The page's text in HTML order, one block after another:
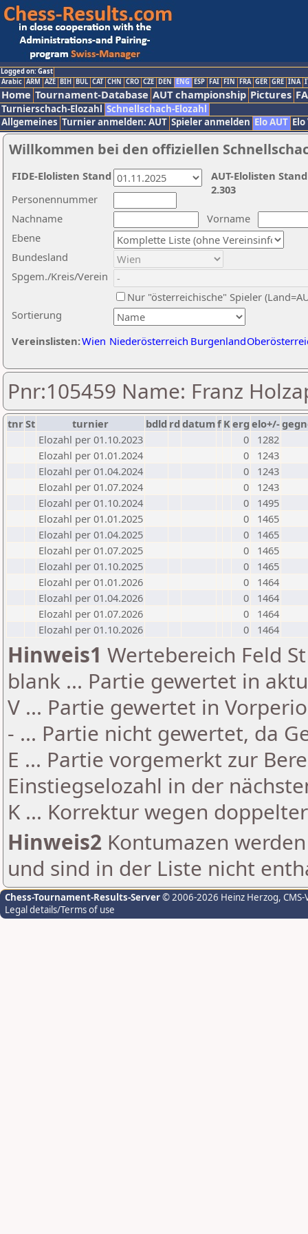
Logged on: Gast
Arabic ARM AZE BIH BUL CAT CHN CRO CZE DEN ENG ESP FAI FIN FRA GER GRE INA
Home Tournament-Database AUT championship Pictures
Turnierschach-Elozahl Schnellschach-Elozahl
Allgemeines Turnier anmelden: AUT Spieler anmelden Elo AUT
Willkommen bei den offiziellen
Nachname
Vorname
Ebene
Sortierung
Personennummer
Bundesland
Spgem./Kreis/Verein
Nur "österreichische" Spieler
Vereinslisten:Wien Niederösterreich Burgenland
AUT-Elolisten
2.303
FIDE-Elolisten Stand
Pnr:105459 Name: Franz
tnrSt turnier bdld rd datumf Kerg elo+/-
Elozahl per 01.10.2023
0
1282
Elozahl per 01.01.2024
0
1243
Elozahl per 01.04.2024
0
1243
Elozahl per 01.07.2024
0
1243
Elozahl per 01.10.2024
0
1495
Elozahl per 01.01.2025
0
1465
Elozahl per 01.04.2025
0
1465
Elozahl per 01.07.2025
0
1465
Elozahl per 01.10.2025
0
1465
Elozahl per 01.01.2026
0
1464
Elozahl per 01.04.2026
0
1464
Elozahl per 01.07.2026
0
1464
Elozahl per 01.10.2026
0 1464
Hinweis1 Wertebereich Feld
blank ... Partie gewertet in
V ... Partie gewertet in
- ... Partie nicht gewertet, da
E ... Partie vorgemerkt zur
Einstiegselozahl in der
K ... Korrektur wegen
Hinweis2 Kontumazen
und sind in der Liste nicht
Chess-Tournament-Results-Server© 2006-2026 Heinz Herzog,
Legal details/Terms of use